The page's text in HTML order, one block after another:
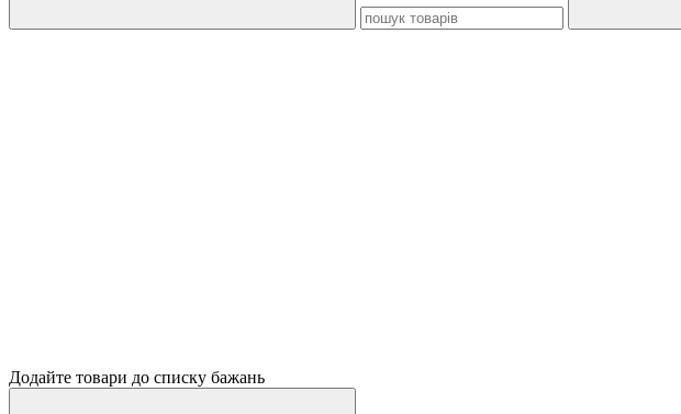
Додайте товари до списку бажань